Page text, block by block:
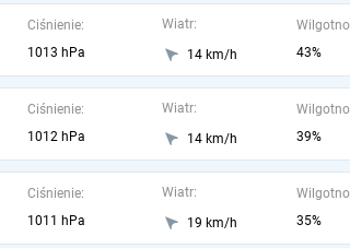
Ciśnienie:
1013 hPa
Wiatr:
14 km/h
43%
Ciśnienie:
1012 hPa
Wiatr:
14 km/h
39%
Ciśnienie:
1011 hPa
Wiatr:
19 km/h
35%